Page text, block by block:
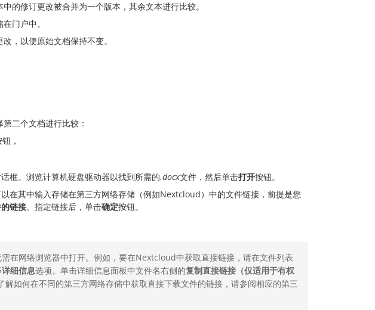
的修订更改被合并为一个版本，其余文本进行比较。
门户中。
，以便原始文档保持不变。
二个文档进行比较：
，
框。浏览计算机硬盘驱动器以找到所需的.docx文件，然后单击打开按钮。
在其中输入存储在第三方网络存储（例如Nextcloud）中的文件链接，前提是您
链接。指定链接后，单击确定按钮。
需在网络浏览器中打开。例如，要在Nextcloud中获取直接链接，请在文件列表
详细信息选项。单击详细信息面板中文件名右侧的复制直接链接（仅适用于有权
解如何在不同的第三方网络存储中获取直接下载文件的链接，请参阅相应的第三